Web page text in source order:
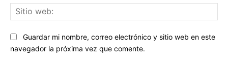
Guardar mi nombre, correo electrónico y sitio web en este
navegador la próxima vez que comente.